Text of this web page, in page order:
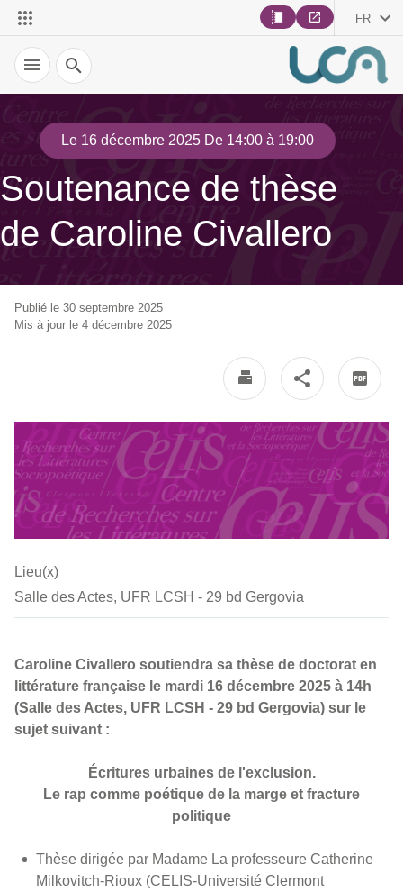
FR
Recherche
Le 16 décembre 2025 De 14:00 à 19:00
Soutenance de thèse
de Caroline Civallero
Publié le 30 septembre 2025
Mis à jour le 4 décembre 2025
Lieu(x)
Salle des Actes, UFR LCSH - 29 bd Gergovia
Caroline Civallero soutiendra sa thèse de doctorat en
littérature française le mardi 16 décembre 2025 à 14h
(Salle des Actes, UFR LCSH - 29 bd Gergovia) sur le
sujet suivant :
Écritures urbaines de l'exclusion.
Le rap comme poétique de la marge et fracture
politique
Thèse dirigée par Madame La professeure Catherine
Milkovitch-Rioux (CELIS-Université Clermont